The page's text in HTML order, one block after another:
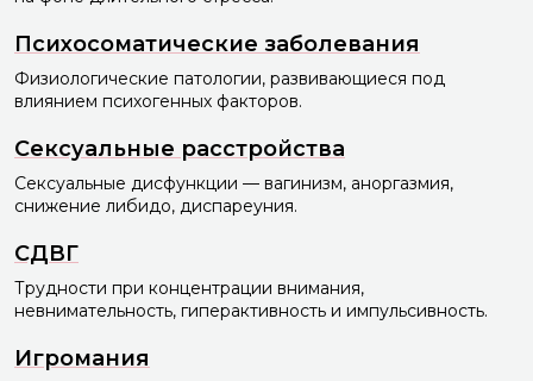
Психосоматические заболевания
Физиологические патологии, развивающиеся под
влиянием психогенных факторов.
Сексуальные расстройства
Сексуальные дисфункции — вагинизм, аноргазмия,
снижение либидо, диспареуния.
СДВГ
Трудности при концентрации внимания,
невнимательность, гиперактивность и импульсивность.
Игромания